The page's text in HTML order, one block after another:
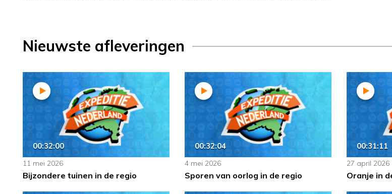
Nieuwste afleveringen
00:32:00
11 mei 2026
Bijzondere tuinen in de regio
00:32:04
4 mei 2026
Sporen van oorlog in de regio
00:31:11
27 april 2026
Oranje in